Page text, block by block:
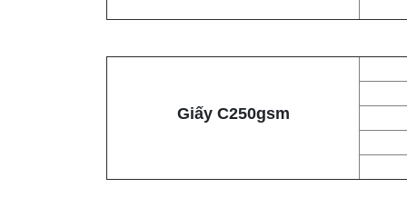
Giấy C250gsm